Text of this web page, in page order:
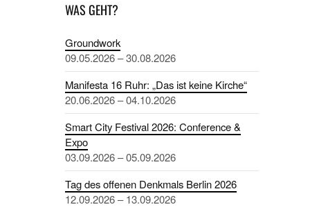
WAS GEHT?
Groundwork
09.05.2026 – 30.08.2026
Manifesta 16 Ruhr: „Das ist keine Kirche“
20.06.2026 – 04.10.2026
Smart City Festival 2026: Conference &
Expo
03.09.2026 – 05.09.2026
Tag des offenen Denkmals Berlin 2026
12.09.2026 – 13.09.2026